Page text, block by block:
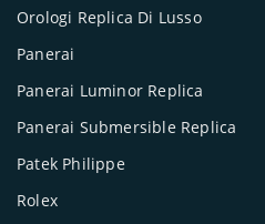
Orologi Replica Di Lusso
Panerai
Panerai Luminor Replica
Panerai Submersible Replica
Patek Philippe
Rolex